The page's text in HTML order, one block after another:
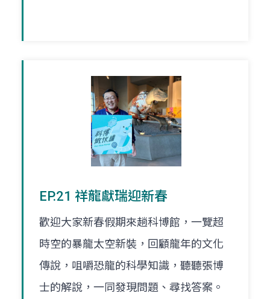
EP.21 祥龍獻瑞迎新春
歡迎大家新春假期來趟科博館，一覽超
時空的暴龍太空新裝，回顧龍年的文化
傳說，咀嚼恐龍的科學知識，聽聽張博
士的解說，一同發現問題、尋找答案。